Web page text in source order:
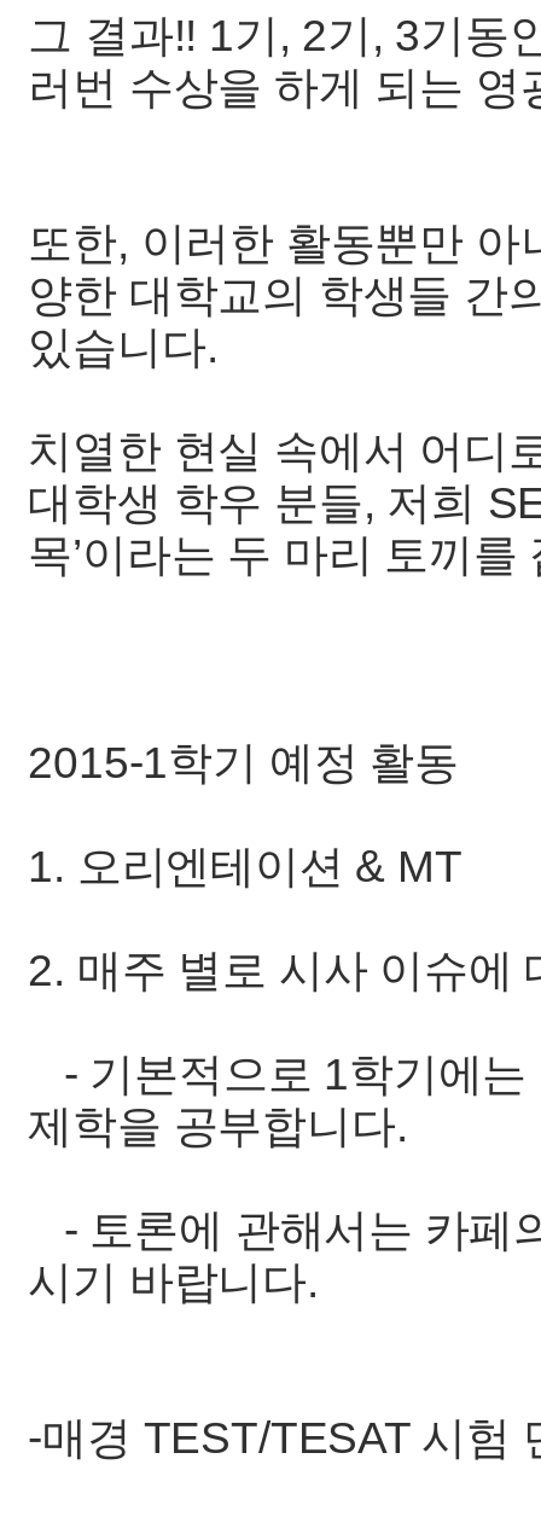
그 결과!! 1기, 2기, 3기동
러번 수상을 하게 되는 영
또한, 이러한 활동뿐만
양한 대학교의 학생들 간
있습니다.
치열한 현실 속에서 어디
대학생 학우 분들, 저희
목’이라는 두 마리 토끼
2015-1학기 예정 활동
1. 오리엔테이션 & MT
2. 매주 별로 시사 이슈에
- 기본적으로 1학기에는
제학을 공부합니다.
- 토론에 관해서는 카페
시기 바랍니다.
-매경 TEST/TESAT 시험